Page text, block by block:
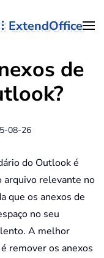
ExtendOffice
de
08-26
do Outlook é
arquivo relevante no
que os anexos de
no seu
A melhor
remover os anexos